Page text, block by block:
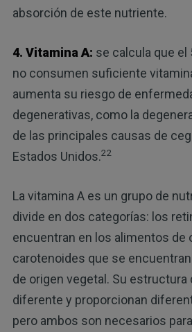
absorción de este nutriente.
4. Vitamina A: se calcula que el
no consumen suficiente
aumenta su riesgo de
degenerativas, como la
de las principales causas de
Estados Unidos.22
La vitamina A es un grupo de
divide en dos categorías: los
encuentran en los alimentos de
carotenoides que se
de origen vegetal. Su
diferente y proporcionan
pero ambos son necesarios